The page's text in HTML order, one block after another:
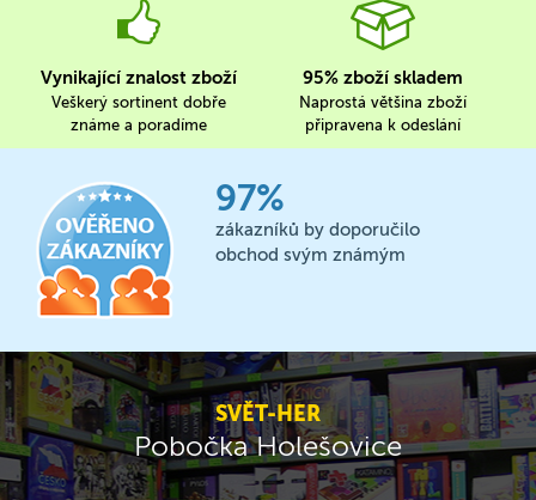
Vynikající znalost zboží
Veškerý sortinent dobře
známe a poradíme
95% zboží skladem
Naprostá většina zboží
připravena k odeslání
97%
zákazníků by doporučilo
obchod svým známým
SVĚT-HER
Pobočka Holešovice